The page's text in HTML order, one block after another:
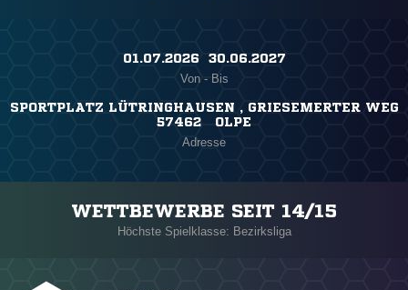
01.07.2026 ​ 30.06.2027
Von - Bis
SPORTPLATZ LÜTRINGHAUSEN , GRIESEMERTER WEG
57462 OLPE
Adresse
WETTBEWERBE SEIT 14/15
Höchste Spielklasse: Bezirksliga